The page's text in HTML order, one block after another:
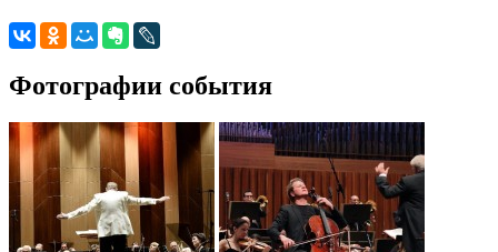
Фотографии события